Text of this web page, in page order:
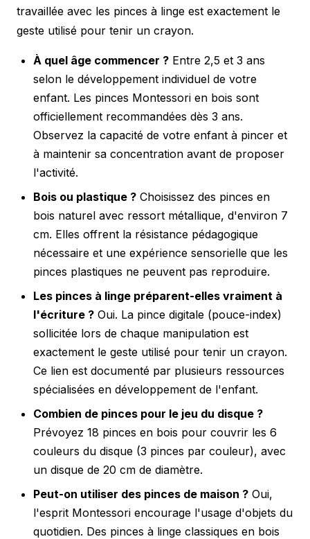
travaillée avec les pinces à linge est exactement le
geste utilisé pour tenir un crayon.
À quel âge commencer ? Entre 2,5 et 3 ans
selon le développement individuel de votre
enfant. Les pinces Montessori en bois sont
officiellement recommandées dès 3 ans.
Observez la capacité de votre enfant à pincer et
à maintenir sa concentration avant de proposer
l'activité.
Bois ou plastique ? Choisissez des pinces en
bois naturel avec ressort métallique, d'environ 7
cm. Elles offrent la résistance pédagogique
nécessaire et une expérience sensorielle que les
pinces plastiques ne peuvent pas reproduire.
Les pinces à linge préparent-elles vraiment à
l'écriture ? Oui. La pince digitale (pouce-index)
sollicitée lors de chaque manipulation est
exactement le geste utilisé pour tenir un crayon.
Ce lien est documenté par plusieurs ressources
spécialisées en développement de l'enfant.
Combien de pinces pour le jeu du disque ?
Prévoyez 18 pinces en bois pour couvrir les 6
couleurs du disque (3 pinces par couleur), avec
un disque de 20 cm de diamètre.
Peut-on utiliser des pinces de maison ? Oui,
l'esprit Montessori encourage l'usage d'objets du
quotidien. Des pinces à linge classiques en bois